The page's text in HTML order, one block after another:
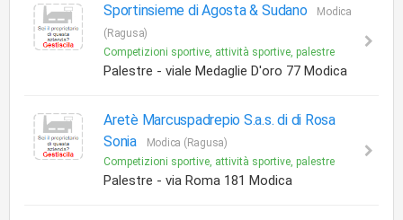
Sportinsieme di Agosta & Sudano
Modica
(Ragusa)
Competizioni sportive, attività sportive, palestre
Palestre - viale Medaglie D'oro 77 Modica
Aretè Marcuspadrepio S.a.s. di di Rosa
Sonia
Modica (Ragusa)
Competizioni sportive, attività sportive, palestre
Palestre - via Roma 181 Modica